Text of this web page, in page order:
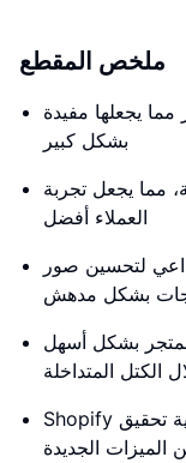
ملخص المقطع
يجعلها مفيدة
بشكل كبير
مما يجعل تجربة
العملاء أفضل
لتحسين صور
بشكل مدهش
بشكل أسهل
الكتل المتداخلة
Shopify يجعل من السهل جدًا لرائدي الأعمال الفردية تحقيق
الميزات الجديدة